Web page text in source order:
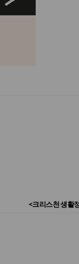
<크리스천 생활